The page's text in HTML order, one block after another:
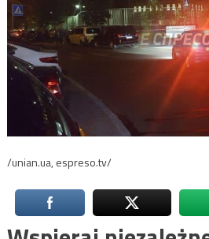
/unian.ua, espreso.tv/